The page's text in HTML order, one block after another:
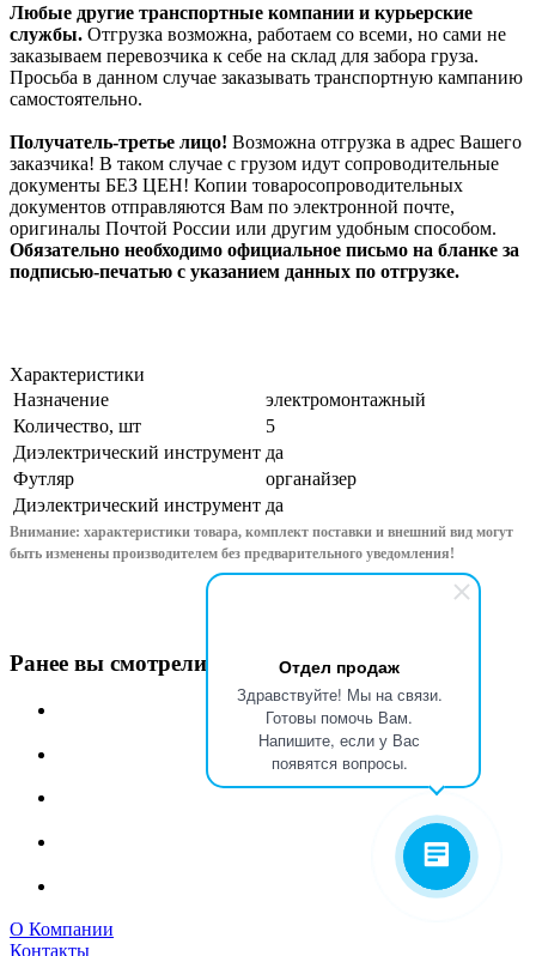
Отдел продаж
Здравствуйте! Мы на связи.
Готовы помочь Вам.
Напишите, если у Вас
появятся вопросы.
Любые другие транспортные компании и курьерские
службы. Отгрузка возможна, работаем со всеми, но сами не
заказываем перевозчика к себе на склад для забора груза.
Просьба в данном случае заказывать транспортную кампанию
самостоятельно.
Получатель-третье лицо! Возможна отгрузка в адрес Вашего
заказчика! В таком случае с грузом идут сопроводительные
документы БЕЗ ЦЕН! Копии товаросопроводительных
документов отправляются Вам по электронной почте,
оригиналы Почтой России или другим удобным способом.
Обязательно необходимо официальное письмо на бланке за
подписью-печатью с указанием данных по отгрузке.
Характеристики
Назначение
электромонтажный
Количество, шт
5
Диэлектрический инструмент да
Футляр
органайзер
Диэлектрический инструмент да
Внимание: характеристики товара, комплект поставки и внешний вид могут
быть изменены производителем без предварительного уведомления!
Ранее вы смотрели
О Компании
Контакты